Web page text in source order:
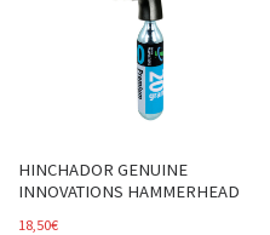
HINCHADOR GENUINE
INNOVATIONS HAMMERHEAD
18,50€